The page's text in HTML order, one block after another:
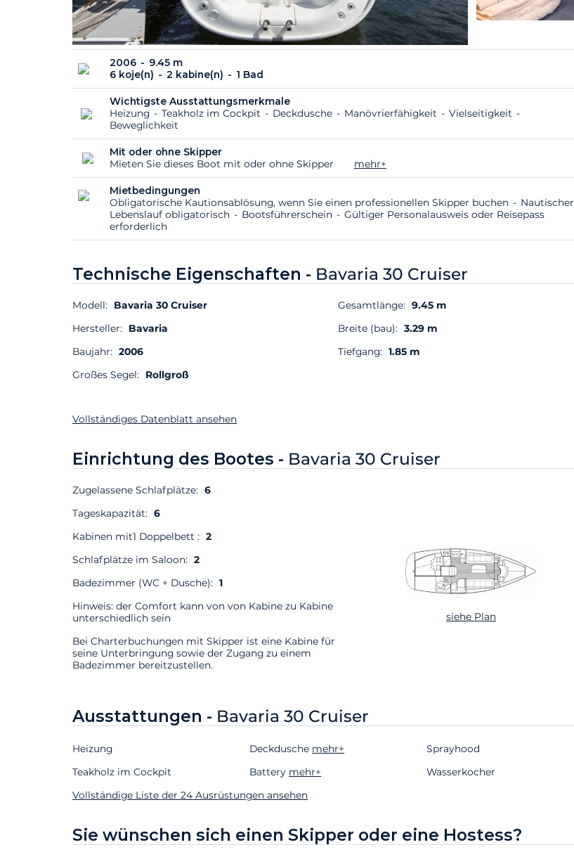
2006
9.45 m
6 koje(n)
2 kabine(n) 1 Bad
Wichtigste Ausstattungsmerkmale
Heizung
Teakholz im Cockpit Deckdusche Manövrierfähigkeit
Vielseitigkeit
Beweglichkeit
Mit oder ohne Skipper
Mieten Sie dieses Boot mit oder ohne Skipper
mehr+
Mietbedingungen
Obligatorische Kautionsablösung, wenn Sie einen professionellen Skipper buchen
Nautischer
Lebenslauf obligatorisch
Bootsführerschein
Gültiger Personalausweis oder Reisepass
erforderlich
Technische Eigenschaften - Bavaria 30 Cruiser
Modell: Bavaria 30 Cruiser
Hersteller: Bavaria
Baujahr: 2006
Großes Segel: Rollgroß
Gesamtlänge: 9.45 m
Breite (bau): 3.29 m
Tiefgang: 1.85 m
Vollständiges Datenblatt ansehen
Einrichtung des Bootes - Bavaria 30 Cruiser
Zugelassene Schlafplätze: 6
Tageskapazität: 6
Kabinen mit1 Doppelbett : 2
Schlafplätze im Saloon: 2
Badezimmer (WC + Dusche): 1
Hinweis: der Comfort kann von von Kabine zu Kabine
unterschiedlich sein
Bei Charterbuchungen mit Skipper ist eine Kabine für
seine Unterbringung sowie der Zugang zu einem
Badezimmer bereitzustellen.
siehe Plan
Ausstattungen - Bavaria 30 Cruiser
Heizung
Teakholz im Cockpit
Deckdusche mehr+
Battery mehr+
Sprayhood
Wasserkocher
Vollständige Liste der 24 Ausrüstungen ansehen
Sie wünschen sich einen Skipper oder eine Hostess?